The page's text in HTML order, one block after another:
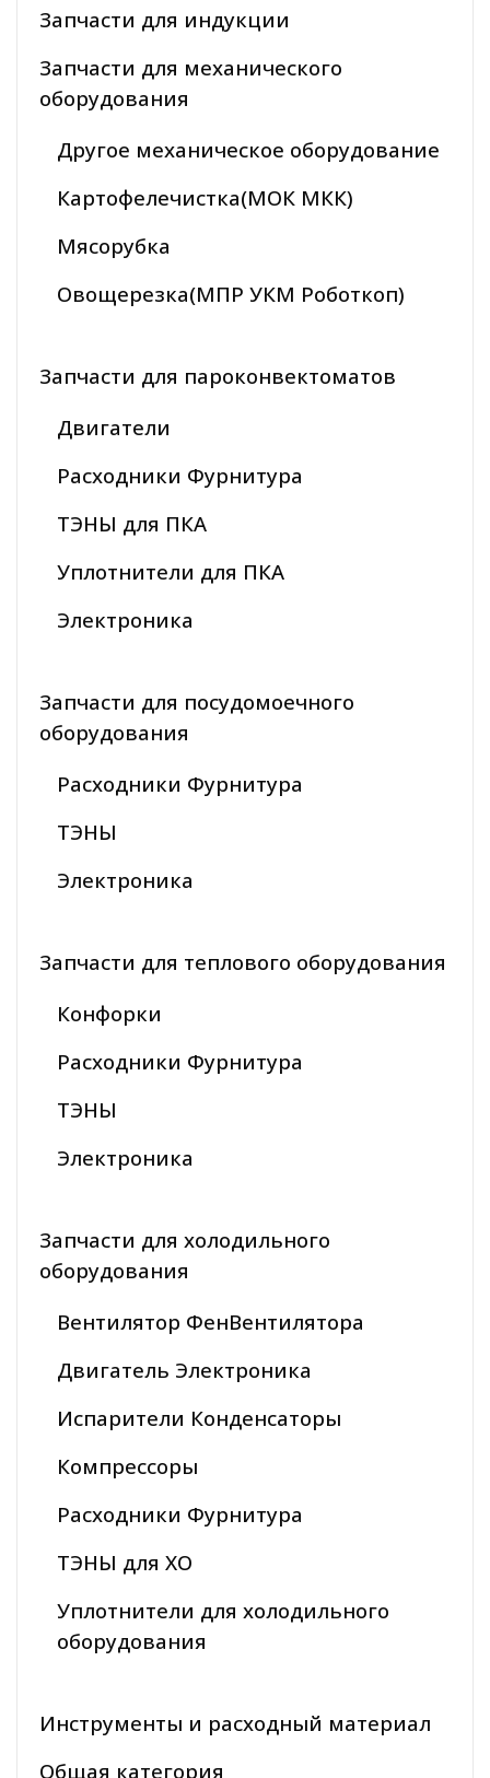
Запчасти для индукции
Запчасти для механического
оборудования
Другое механическое оборудование
Картофелечистка(МОК МКК)
Мясорубка
Овощерезка(МПР УКМ Роботкоп)
Запчасти для пароконвектоматов
Двигатели
Расходники Фурнитура
ТЭНЫ для ПКА
Уплотнители для ПКА
Электроника
Запчасти для посудомоечного
оборудования
Расходники Фурнитура
ТЭНЫ
Электроника
Запчасти для теплового оборудования
Конфорки
Расходники Фурнитура
ТЭНЫ
Электроника
Запчасти для холодильного
оборудования
Вентилятор ФенВентилятора
Двигатель Электроника
Испарители Конденсаторы
Компрессоры
Расходники Фурнитура
ТЭНЫ для ХО
Уплотнители для холодильного
оборудования
Инструменты и расходный материал
Общая категория